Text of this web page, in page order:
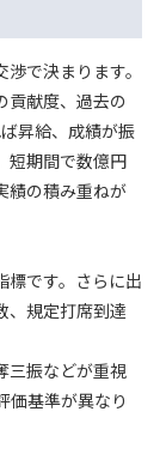
で決まります。
貢献度、過去の
昇給、成績が振
短期間で数億円
績の積み重ねが
標です。さらに出
、規定打席到達
三振などが重視
価基準が異なり